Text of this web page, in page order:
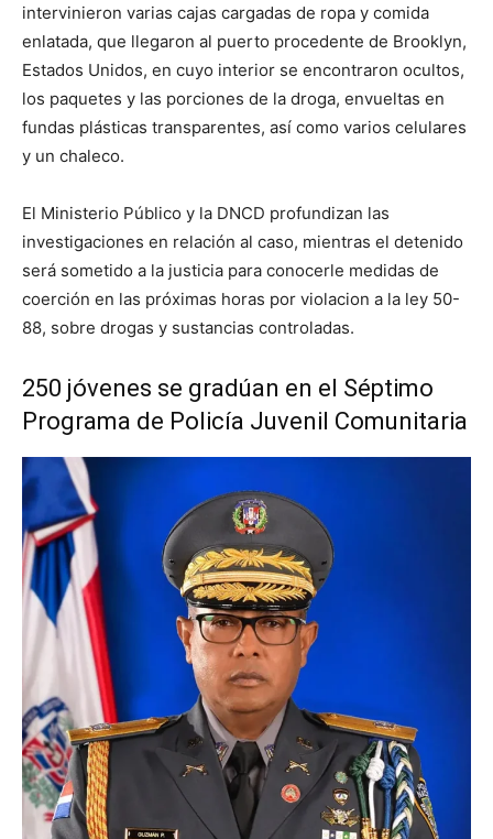
intervinieron varias cajas cargadas de ropa y comida
enlatada, que llegaron al puerto procedente de Brooklyn,
Estados Unidos, en cuyo interior se encontraron ocultos,
los paquetes y las porciones de la droga, envueltas en
fundas plásticas transparentes, así como varios celulares
y un chaleco.
El Ministerio Público y la DNCD profundizan las
investigaciones en relación al caso, mientras el detenido
será sometido a la justicia para conocerle medidas de
coerción en las próximas horas por violacion a la ley 50-
88, sobre drogas y sustancias controladas.
250 jóvenes se gradúan en el Séptimo
Programa de Policía Juvenil Comunitaria